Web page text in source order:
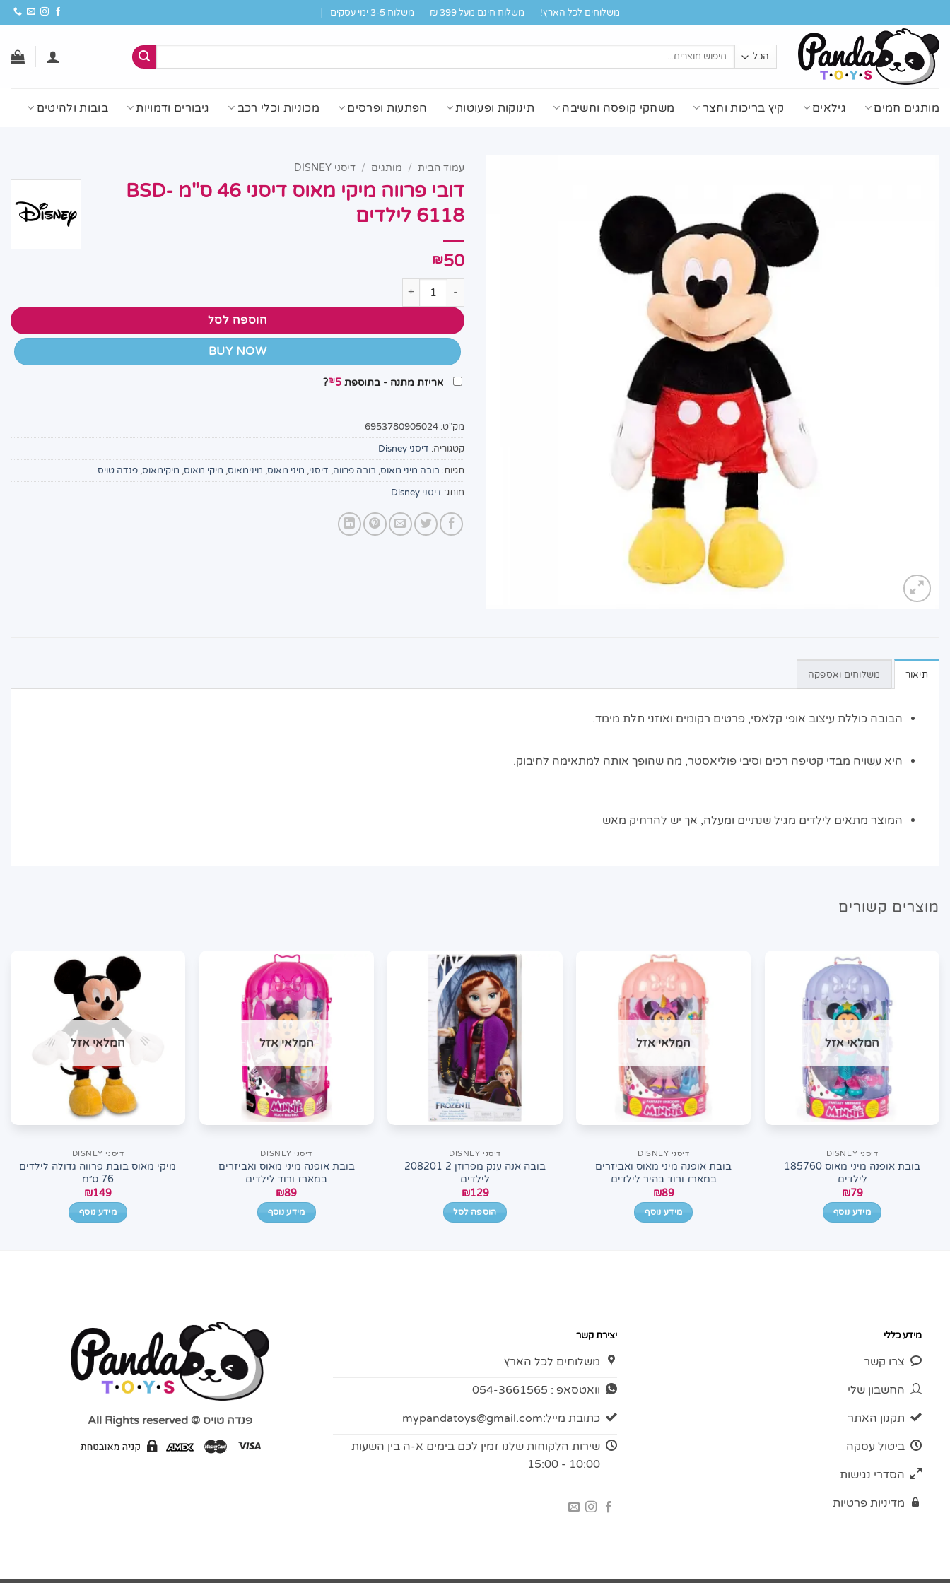
to
content
משלוחים לכל הארץ! משלוח חינם מעל 399 ₪ משלוח 3-5 ימי עסקים
מותגים חמים גילאים קיץ בריכות וחצר משחקי קופסה וחשיבה תינוקות ופעוטות הפתעות ופרסים מכוניות וכלי רכב גיבורים ודמויות בובות ולהיטים
עמוד הבית / מותגים / דיסני DISNEY
דובי פרווה מיקי מאוס דיסני 46 ס"מ BSD-
6118 לילדים
₪50
כמות של דובי פרווה מיקי מאוס דיסני 46 ס"מ BSD-6118 לילדים
הוספה לסל
BUY NOW
אריזת מתנה - בתוספת ₪5
?
מק"ט: 6953780905024
קטגוריה: דיסני Disney
תגיות: בובה מיני מאוס, בובה פרווה, דיסני, מיני מאוס, מינימאוס, מיקי מאוס, מיקימאוס, פנדה טויס
מותג: דיסני Disney
תיאור משלוחים ואספקה
הבובה כוללת עיצוב אופי קלאסי, פרטים רקומים ואוזני תלת מימד.
היא עשויה מבדי קטיפה רכים וסיבי פוליאסטר, מה שהופך אותה למתאימה לחיבוק.
המוצר מתאים לילדים מגיל שנתיים ומעלה, אך יש להרחיק מאש
מוצרים קשורים
המלאי אזל
דיסני DISNEY
בובת אופנה מיני מאוס 185760
לילדים
₪79
מידע נוסף
המלאי אזל
דיסני DISNEY
בובת אופנה מיני מאוס ואביזרים
במארז ורוד בהיר לילדים
₪89
מידע נוסף
דיסני DISNEY
בובה אנה ענק מפרוזן 2 208201
לילדים
₪129
הוספה לסל
המלאי אזל
דיסני DISNEY
בובת אופנה מיני מאוס ואביזרים
במארז ורוד לילדים
₪89
מידע נוסף
המלאי אזל
דיסני DISNEY
מיקי מאוס בובת פרווה גדולה לילדים
76 ס״מ
₪149
מידע נוסף
מידע כללי
צרו קשר
החשבון שלי
תקנון האתר
ביטול עסקה
הסדרי נגישות
מדיניות פרטיות
יצירת קשר
משלוחים לכל הארץ
וואטסאפ : 054-3661565
כתובת מייל:mypandatoys@gmail.com
שירות הלקוחות שלנו זמין לכם בימים א-ה בין השעות
10:00 - 15:00
פנדה טויס © All Rights reserved